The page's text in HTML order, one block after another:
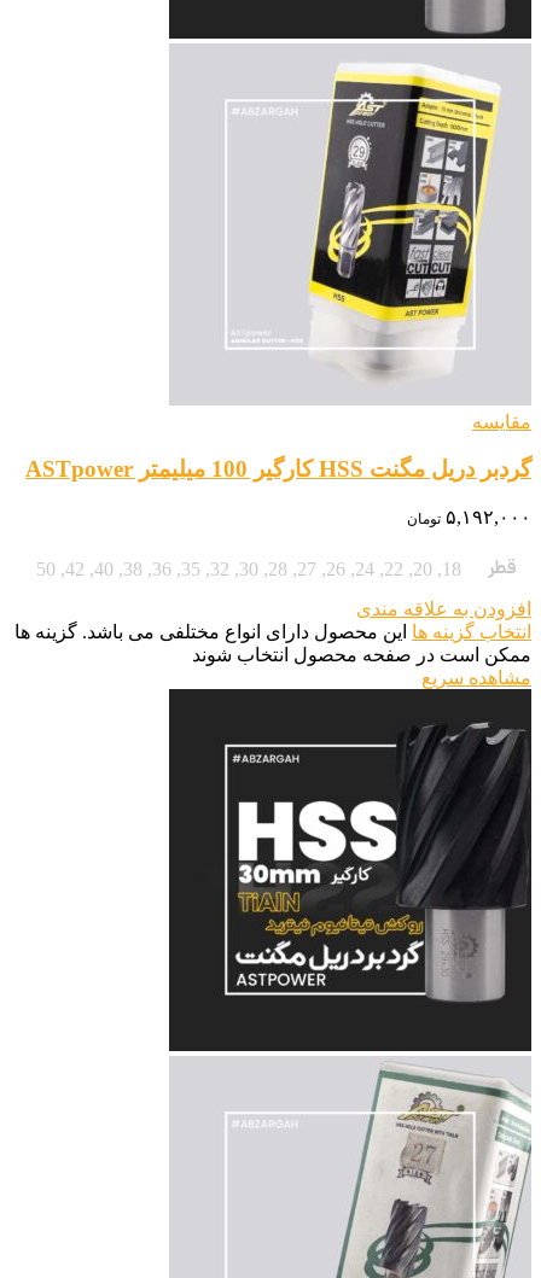
مقایسه
گردبر دریل مگنت HSS کارگیر 100 میلیمتر ASTpower
۵,۱۹۲,۰۰۰ تومان
قطر 18
,
20
,
22
,
24
,
26
,
27
,
28
,
30
,
32
,
35
,
36
,
38
,
40
,
42
,
50
افزودن به علاقه مندی
انتخاب گزینه ها این محصول دارای انواع مختلفی می باشد. گزینه ها
ممکن است در صفحه محصول انتخاب شوند
مشاهده سریع